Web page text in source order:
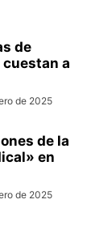
de
a
de 2025
de la
en
de 2025